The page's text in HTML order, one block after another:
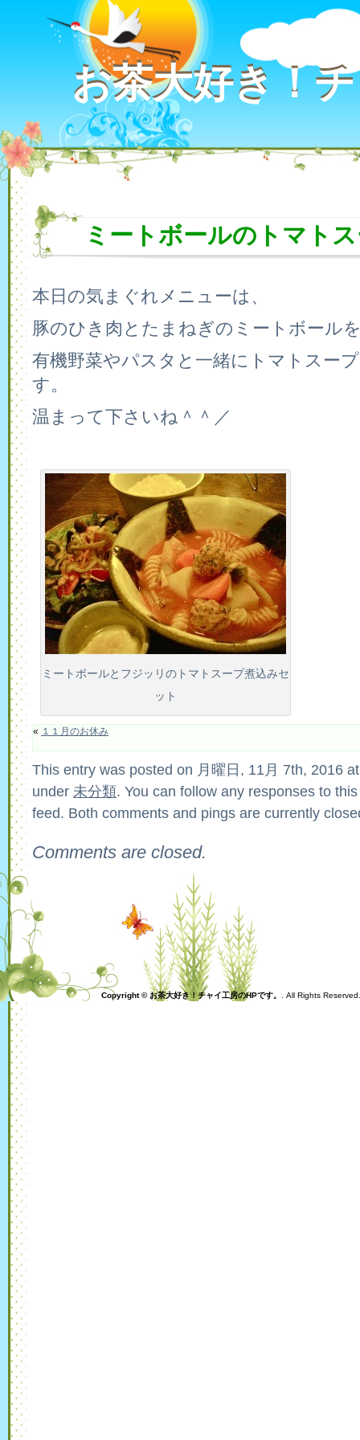
お茶大好き！
お茶大好き！
ミートボールのトマト
本日の気まぐれメニューは、
豚のひき肉とたまねぎのミートボール
有機野菜やパスタと一緒にトマトスー
す。
温まって下さいね＾＾／
ミートボールとフジッリのトマトスープ煮込みセ
ット
« １１月のお休み
This entry was posted on 月曜日, 11月 7th, 2016
under 未分類. You can follow any responses to
feed. Both comments and pings are currently
Comments are closed.
Copyright © お茶大好き！チャイ工房のHPです。 . All Rights